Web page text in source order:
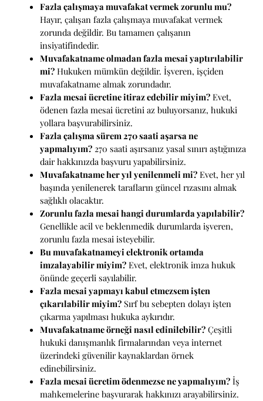
Fazla çalışmaya muvafakat vermek zorunlu mu?
Hayır, çalışan fazla çalışmaya muvafakat vermek
zorunda değildir. Bu tamamen çalışanın
insiyatifindedir.
Muvafakatname olmadan fazla mesai yaptırılabilir
mi? Hukuken mümkün değildir. İşveren, işçiden
muvafakatname almak zorundadır.
Fazla mesai ücretine itiraz edebilir miyim? Evet,
ödenen fazla mesai ücretini az buluyorsanız, hukuki
yollara başvurabilirsiniz.
Fazla çalışma sürem 270 saati aşarsa ne
yapmalıyım? 270 saati aşırsanız yasal sınırı aştığınıza
dair hakkınızda başvuru yapabilirsiniz.
Muvafakatname her yıl yenilenmeli mi? Evet, her yıl
başında yenilenerek tarafların güncel rızasını almak
sağlıklı olacaktır.
Zorunlu fazla mesai hangi durumlarda yapılabilir?
Genellikle acil ve beklenmedik durumlarda işveren,
zorunlu fazla mesai isteyebilir.
Bu muvafakatnameyi elektronik ortamda
imzalayabilir miyim? Evet, elektronik imza hukuk
önünde geçerli sayılabilir.
Fazla mesai yapmayı kabul etmezsem işten
çıkarılabilir miyim? Sırf bu sebepten dolayı işten
çıkarma yapılması hukuka aykırıdır.
Muvafakatname örneği nasıl edinilebilir? Çeşitli
hukuki danışmanlık firmalarından veya internet
üzerindeki güvenilir kaynaklardan örnek
edinebilirsiniz.
Fazla mesai ücretim ödenmezse ne yapmalıyım? İş
mahkemelerine başvurarak hakkınızı arayabilirsiniz.